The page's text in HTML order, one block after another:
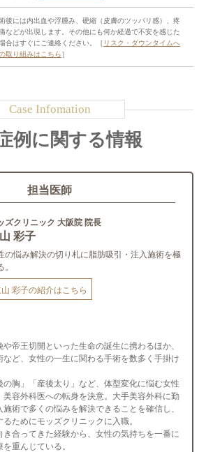
後には内出血や浮腫み、硬縮（皮膚のツッパリ感）、疼
などが出現します。その他にも何か経過で不安を感じた
合はすぐにご連絡ください。［ リスク・ダウンタイムへ
取り組みはこちら］
例に関する情報
担当医師
ズクリニック 大阪院 院長
彩子
の悩み解決の切り札に脂肪吸引・注入施術を極
彩子の紹介はこちら
帝王切開といった生命の誕生に携わるほか、
ど、女性の一生に関わる手術を数多く手掛け
胸」「産後太り」など、体型変化に悩む女性
容外科医への転身を決意。大手美容外科に勤
術で多くの悩みを解決できることを確信し、
ためにモッズクリニックに入職。
合ってきた経験から、女性の気持ちを一番に
重んじている。